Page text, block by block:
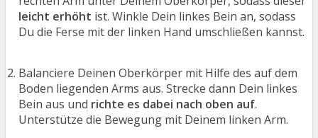
leicht erhöht ist. Winkle Dein linkes Bein an, sodass
Du die Ferse mit der linken Hand umschließen kannst.
Balanciere Deinen Oberkörper mit Hilfe des auf dem
Boden liegenden Arms aus. Strecke dann Dein linkes
Bein aus und richte es dabei nach oben auf.
Unterstütze die Bewegung mit Deinem linken Arm.